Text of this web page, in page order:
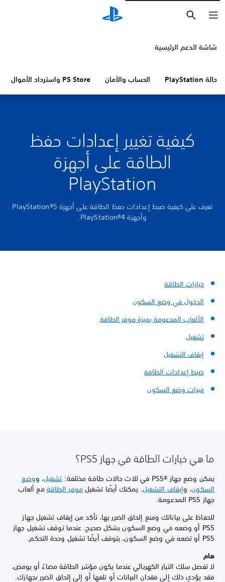
شاشة الدعم الرئيسية
حالة PlayStation الحساب والأمان PS Store واسترداد الأموال
كيفية تغيير إعدادات حفظ
الطاقة على أجهزة
PlayStation
تعرف على كيفية ضبط إعدادات حفظ الطاقة على أجهزة PlayStation®5
وأجهزة PlayStation®4.
خيارات الطاقة
الدخول في وضع السكون
الألعاب المدعومة بميزة موفر الطاقة
تشغيل
إيقاف التشغيل
ضبط إعدادات الطاقة
ميزات وضع السكون
ما هي خيارات الطاقة في جهاز PS5؟
يمكن وضع جهاز PS5®‎ في ثلاث حالات طاقة مختلفة: تشغيل، ووضع
السكون، و إيقاف التشغيل. يمكنك أيضًا تشغيلموفر الطاقةمع ألعاب
جهاز PS5 المدعومة.
للحفاظ على بياناتك ومنع إلحاق الضرر بها، تأكد من إيقاف تشغيل جهاز
PS5 أو وضعه في وضع السكون بشكل صحيح. عندما توقف تشغيل جهاز
PS5 أو تضعه في وضع السكون، يتوقف أيضًا تشغيل وحدة التحكم.
هام
لا تفصل سلك التيار الكهربائي عندما يكون مؤشر الطاقة مضاءً أو يومض،
فقد يؤدي ذلك إلى فقدان البيانات أو تلفها أو إلى إلحاق الضرر بجهازك.